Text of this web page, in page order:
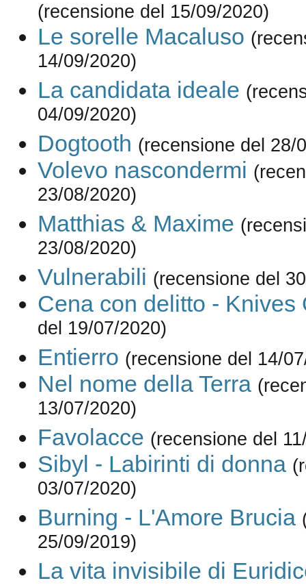
(recensione del 15/09/2020)
Le sorelle Macaluso
14/09/2020)
La candidata ideale
04/09/2020)
Dogtooth (recensione del 28/
Volevo nascondermi
23/08/2020)
Matthias & Maxime
23/08/2020)
Vulnerabili (recensione del
Cena con delitto - Knives
del 19/07/2020)
Entierro (recensione del 14/
Nel nome della Terra
13/07/2020)
Favolacce (recensione del
Sibyl - Labirinti di donna
03/07/2020)
Burning - L'Amore Brucia
25/09/2019)
La vita invisibile di